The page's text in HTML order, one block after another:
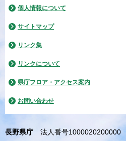
個人情報について
サイトマップ
リンク集
リンクについて
県庁フロア・アクセス案内
お問い合わせ
長野県庁
法人番号1000020200000